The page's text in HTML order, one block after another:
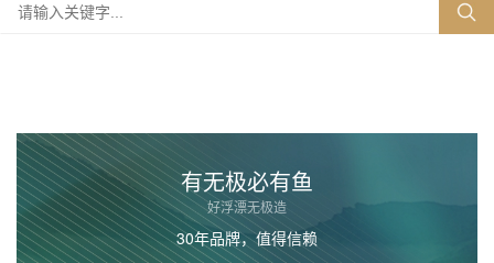
有无极必有鱼
好浮漂无极造
30年品牌，值得信赖